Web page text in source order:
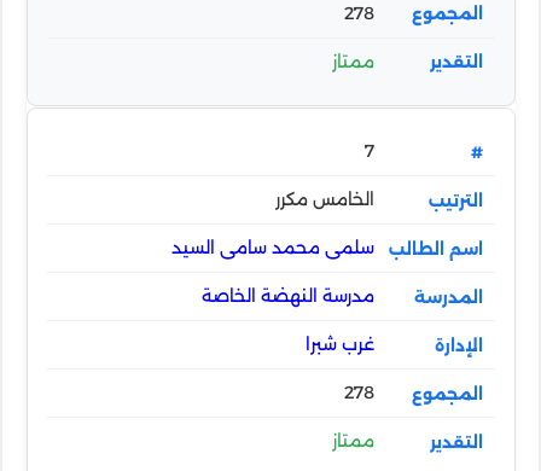
278
ممتاز
7
الخامس مكرر
سلمى محمد سامى السيد
مدرسة النهضة الخاصة
غرب شبرا
278
ممتاز